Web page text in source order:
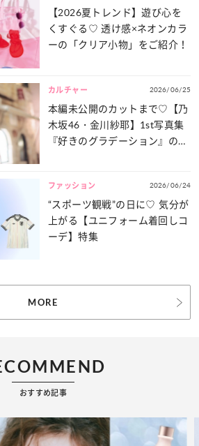
【2026夏トレンド】遊び心を
くすぐる♡ 透け感×ネオンカラ
ーの「クリア小物」をご紹介！
カルチャー 2026/06/25
本編未公開のカットまで♡【乃
木坂46・金川紗耶】1st写真集
『好きのグラデーション』の魅
ファッション 2026/06/24
“スポーツ観戦”の日に♡ 気分が
上がる【ユニフォーム着回しコ
ーデ】特集
MORE
おすすめ記事